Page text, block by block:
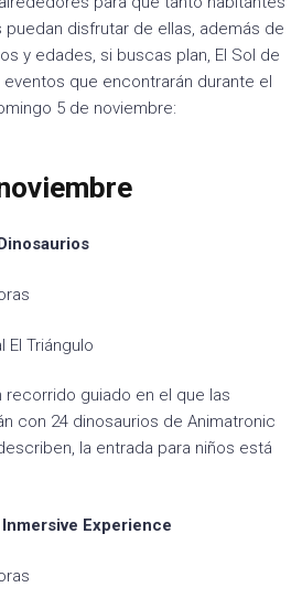
disfrutar de ellas, además de
y edades, si buscas plan, El Sol de
que encontrarán durante el
5 de noviembre:
El Triángulo
recorrido guiado en el que las
con 24 dinosaurios de Animatronic
la entrada para niños está
Experience